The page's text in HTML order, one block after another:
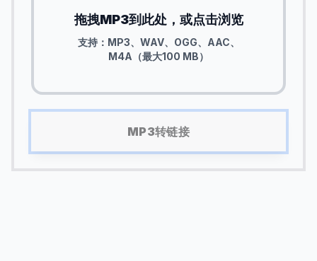
拖拽MP3到此处，或点击浏览
支持：MP3、WAV、OGG、AAC、
M4A（最大100 MB）
MP3转链接